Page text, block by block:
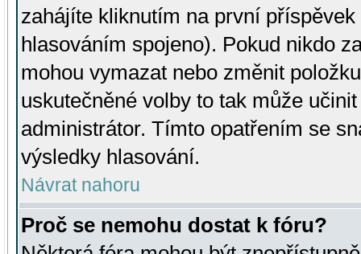
zahájíte kliknutím na první
hlasováním spojeno). Pokud nikdo
mohou vymazat nebo změnit
uskutečněné volby to tak může
administrátor. Tímto opatřením se
výsledky hlasování.
Návrat nahoru
Proč se nemohu dostat k fóru?